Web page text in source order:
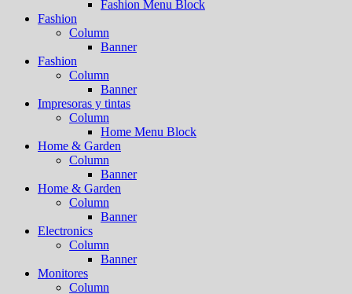
Fashion Menu Block
Fashion
Column
Banner
Fashion
Column
Banner
Impresoras y tintas
Column
Home Menu Block
Home & Garden
Column
Banner
Home & Garden
Column
Banner
Electronics
Column
Banner
Monitores
Column